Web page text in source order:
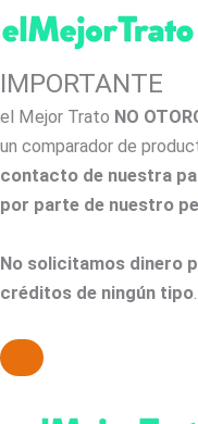
IMPORTANTE
el Mejor Trato NO
un comparador de
contacto de nuestra
por parte de nuestro
No solicitamos dinero
créditos de ningún tipo.